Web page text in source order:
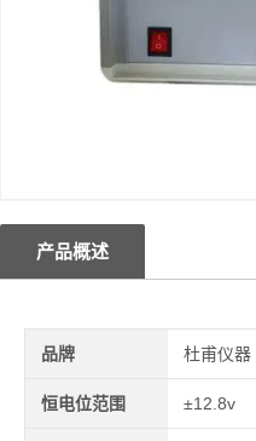
产品概述
品牌 杜甫仪器
恒电位范围 ±12.8v